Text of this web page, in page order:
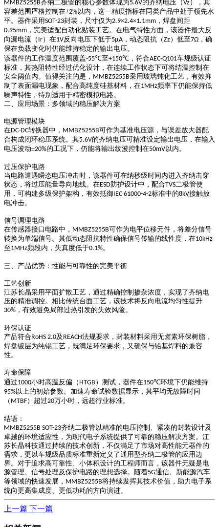
MMBZ5255B齐纳二极管的核心参数体现为5.6V的齐纳电压（Vz），其
容差范围严格控制在±2%以内，这一精度指标在同类产品中处于领先水
平。器件采用SOT-23封装，尺寸仅为2.9×2.4×1.1mm ，焊盘间距
0.95mm ，完美适配自动化贴装工艺。在电气特性方面，该器件最大反
向漏电流（ Ir）在1V反向电压下低于5μA ，动态阻抗（Zz）低至7Ω ，确
保在负载变化时仍能维持稳定的输出电压。
该器件的工作温度范围覆盖-55℃至+150℃ ，符合AEC-Q101车规级认证
标准，其热阻特性经过优化设计，在连续工作状态下可将结温控制在
安全阈值内。值得关注的是， MMBZ5255B采用玻璃钝化工艺，有效抑
制了表面漏电现象，配合高纯度硅基材料，在1MHz频率下仍能保持低
噪声特性，特别适用于精密模拟电路。
二、应用场景：多领域的稳压解决方案
电源管理模块
在DC-DC转换器中， MMBZ5255B可作为基准电压源，与误差放大器配
合构成闭环稳压系统。其5.6V的齐纳电压可精准设定输出电压，在输入
电压波动±20%的工况下，仍能将输出纹波控制在50mV以内。
过压保护电路
当电路遭遇瞬态电压冲击时，该器件可在纳秒级时间内进入齐纳击穿
状态，将过压能量导向地线。在ESD防护设计中，配合TVS二极管使
用，可构建多级保护架构，有效抵御IEC 61000-4-2标准中的8kV接触放
电冲击。
信号调理电路
在传感器接口电路中， MMBZ5255B可作为电平位移元件，将差分信号
转换为单端信号。其低动态阻抗特性确保信号传输的线性度，在10kHz
至1MHz频段内，失真度低于0.1%。
三、产品优势：性能与可靠性的完美平衡
工艺创新
江苏长晶采用平面扩散工艺，通过精确控制掺杂浓度，实现了齐纳电
压的精准调控。相比传统台面工艺，该技术将反向电流均匀性提升
30% ，有效避免局部过热引发的失效风险。
环保认证
产品符合RoHS 2.0及 REACH法规要求，封装材料采用无卤素环保树脂，
焊盘镀层为纯锡工艺，既满足环保要求，又确保与铅基焊料的兼容
性。
寿命保障
通过1000小时高温反偏（ HTGB ）测试，器件在150℃环境下仍能维持
95%以上的初始参数。加速寿命试验数据显示，其平均无故障时间
（ MTBF）超过20万小时，远超行业标准。
结语：
MMBZ5255B SOT-23齐纳二极管以精准的电压控制、紧凑的封装设计及
卓越的环境适应性，为现代电子系统提供了可靠的稳压解决方案。江
苏长晶科技通过持续的技术创新，不仅满足了市场对高性能元器件的
需求，更以车规级品质标准重新定义了通用型齐纳二极管的应用边
界。对于追求高可靠性、小体积设计的工程师而言，该器件无疑是电
源管理、信号处理及保护电路的理想选择。随着5G通信、新能源汽车
等领域的快速发展， MMBZ5255B将持续发挥其技术价值，助力电子系
统向更高集成度、更低功耗的方向演进。
上一篇 下一篇